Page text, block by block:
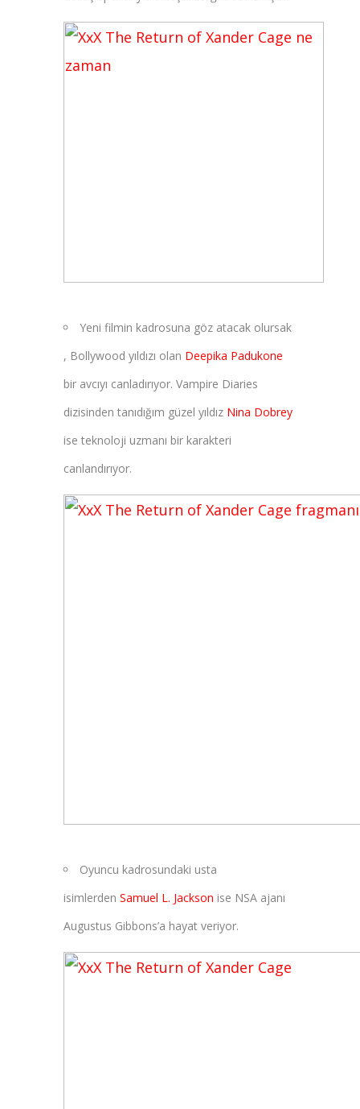
Yeni filmin kadrosuna göz atacak olursak
, Bollywood yıldızı olan Deepika Padukone
bir avcıyı canladırıyor. Vampire Diaries
dizisinden tanıdığım güzel yıldız Nina Dobrey
ise teknoloji uzmanı bir karakteri
canlandırıyor.
Oyuncu kadrosundaki usta
isimlerden Samuel L. Jackson ise NSA ajanı
Augustus Gibbons’a hayat veriyor.